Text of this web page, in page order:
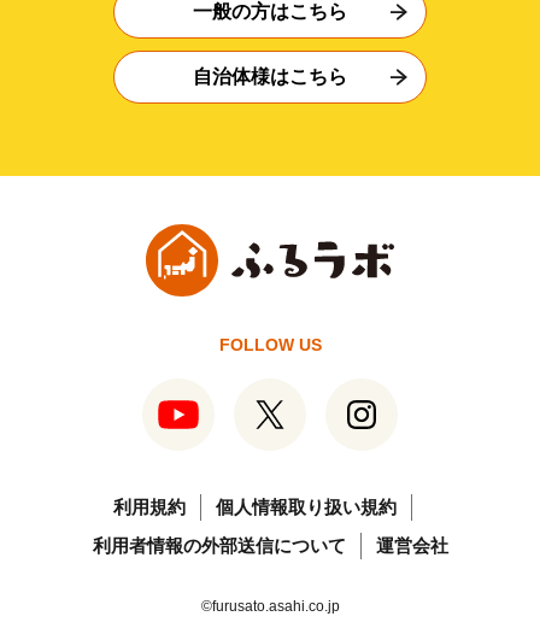
一般の方はこちら
自治体様はこちら
FOLLOW US
利用規約
個人情報取り扱い規約
利用者情報の外部送信について
運営会社
©furusato.asahi.co.jp